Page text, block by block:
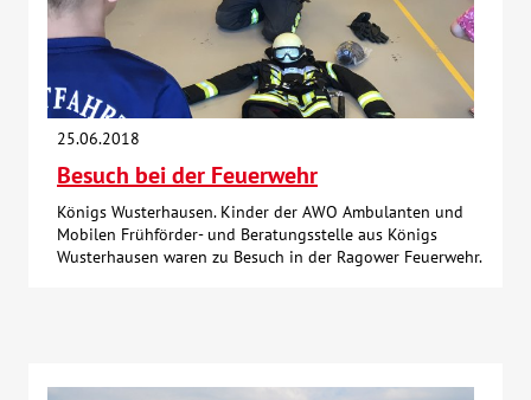
25.06.2018
Besuch bei der Feuerwehr
Königs Wusterhausen. Kinder der AWO Ambulanten und
Mobilen Frühförder- und Beratungsstelle aus Königs
Wusterhausen waren zu Besuch in der Ragower Feuerwehr.